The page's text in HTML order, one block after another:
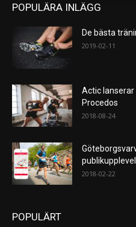
POPULÄRA INLÄGG
De bästa
2019-02-11
Actic lanserar
Procedos
2018-08-24
2018-02-22
POPULÄRT